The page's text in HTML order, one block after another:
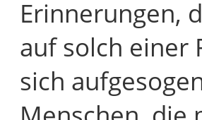
Erinnerungen,
auf solch einer
sich